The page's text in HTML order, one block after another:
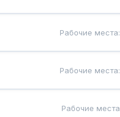
Рабочие места:
Рабочие места:
Рабочие места